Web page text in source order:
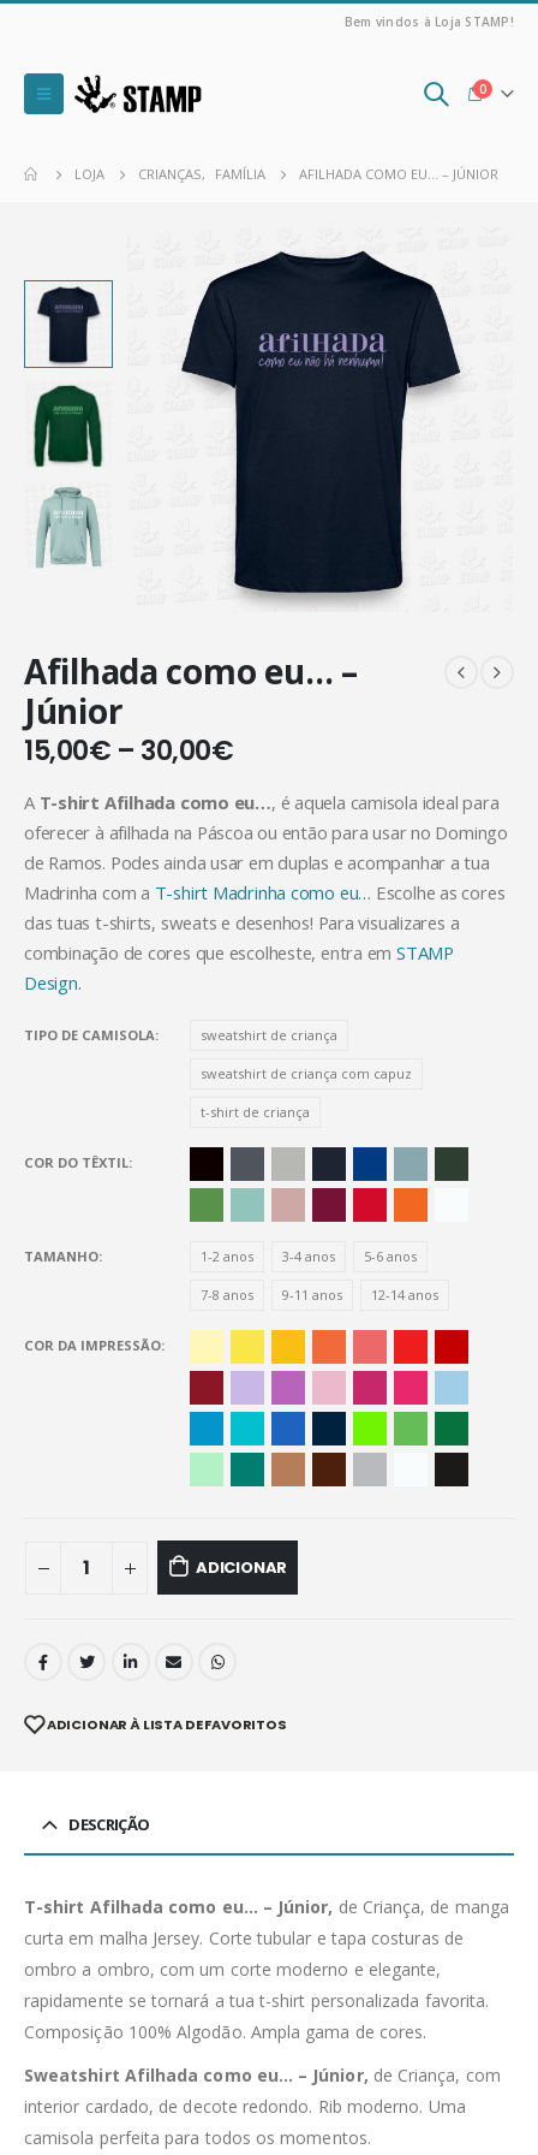
Bem vindos à Loja STAMP!
0
LOJA CRIANÇAS, FAMÍLIA AFILHADA COMO EU… – JÚNIOR
Afilhada como eu… –
Júnior
15,00€ – 30,00€
A T-shirt Afilhada como eu…, é aquela camisola ideal para
oferecer à afilhada na Páscoa ou então para usar no Domingo
de Ramos. Podes ainda usar em duplas e acompanhar a tua
Madrinha com a T-shirt Madrinha como eu… Escolhe as cores
das tuas t-shirts, sweats e desenhos! Para visualizares a
combinação de cores que escolheste, entra em STAMP
Design.
TIPO DE CAMISOLA sweatshirt de criança
sweatshirt de criança com capuz
t-shirt de criança
COR DO TÊXTIL
TAMANHO 1-2 anos 3-4 anos 5-6 anos
7-8 anos 9-11 anos 12-14 anos
COR DA IMPRESSÃO
ADICIONAR
ADICIONAR À LISTA DE FAVORITOS
DESCRIÇÃO
T-shirt Afilhada como eu… – Júnior, de Criança, de manga
curta em malha Jersey. Corte tubular e tapa costuras de
ombro a ombro, com um corte moderno e elegante,
rapidamente se tornará a tua t-shirt personalizada favorita.
Composição 100% Algodão. Ampla gama de cores.
Sweatshirt Afilhada como eu… – Júnior, de Criança, com
interior cardado, de decote redondo. Rib moderno. Uma
camisola perfeita para todos os momentos.